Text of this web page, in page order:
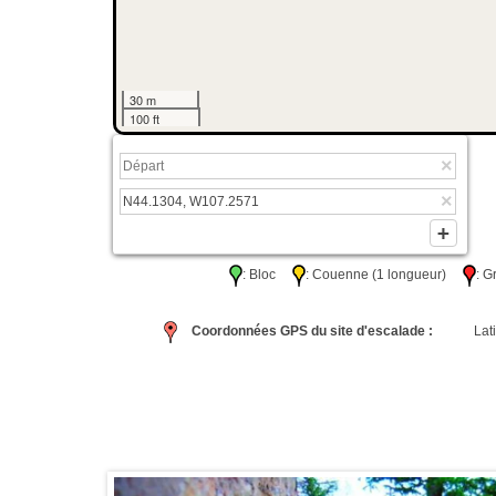
30 m
100 ft
: Bloc : Couenne (1 longueur) :
Coordonnées GPS du site d'escalade :